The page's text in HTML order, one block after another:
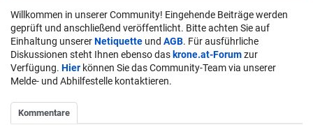
Willkommen in unserer Community! Eingehende Beiträge werden
geprüft und anschließend veröffentlicht. Bitte achten Sie auf
Einhaltung unsererNetiquette und AGB. Für ausführliche
Diskussionen steht Ihnen ebenso daskrone.at-Forumzur
Verfügung. Hier können Sie das Community-Team via unserer
Melde- und Abhilfestelle kontaktieren.